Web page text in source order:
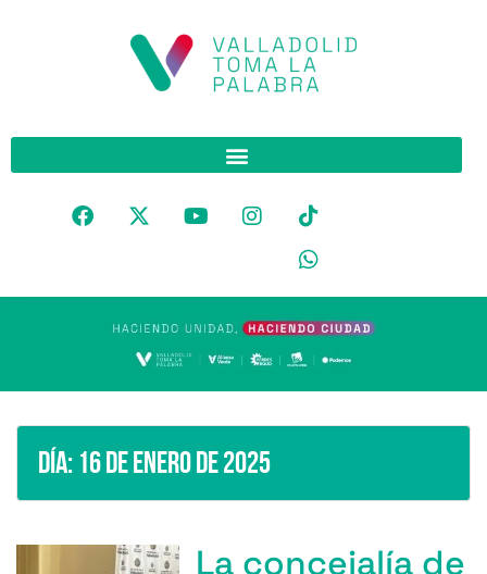
Día: 16 de enero de 2025
La concejalía de